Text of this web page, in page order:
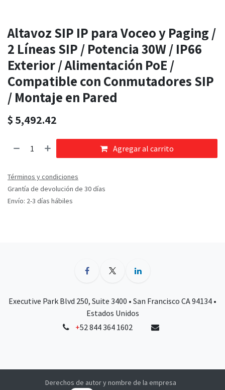
Altavoz SIP IP para Voceo y Paging /
2 Líneas SIP / Potencia 30W / IP66
Exterior / Alimentación PoE /
Compatible con Conmutadores SIP
/ Montaje en Pared
$ 5,492.42
Agregar al carrito
Términos y condiciones
Grantía de devolución de 30 días
Envío: 2-3 días hábiles
Executive Park Blvd 250, Suite 3400 • San Francisco CA 94134 •
Estados Unidos
+52 844 364 1602
Derechos de autor y nombre de la empresa